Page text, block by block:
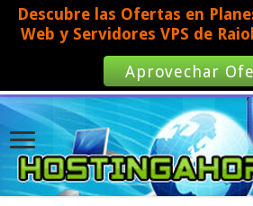
Descubre las Ofertas en
Web y Servidores VPS de
Aprovechar